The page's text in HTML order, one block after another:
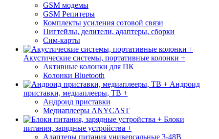
GSM модемы
GSM Репитеры
Комплекты усиления сотовой связи
Пигтейлы, делители, адаптеры, сборки
Сим-карты
Акустические системы, портативные колонки +
Активные колонки для ПК
Колонки Bluetooth
Андроид
приставки, медиаплееры, ТВ +
Андроид приставки
Медиаплееры ANYCAST
Блоки
питания, зарядные устройства +
Адаптеры питания универсальные 3-48В